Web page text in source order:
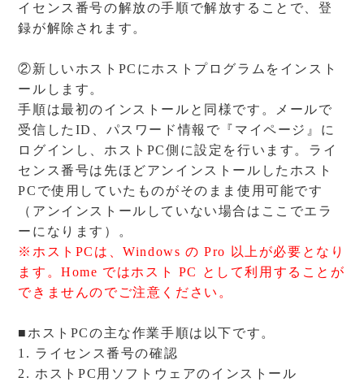
イセンス番号の解放の手順で解放することで、登
録が解除されます。
②新しいホストPCにホストプログラムをインスト
ールします。
手順は最初のインストールと同様です。メールで
受信したID、パスワード情報で『マイページ』に
ログインし、ホストPC側に設定を行います。ライ
センス番号は先ほどアンインストールしたホスト
PCで使用していたものがそのまま使用可能です
（アンインストールしていない場合はここでエラ
ーになります）。
※ホストPCは、Windows の Pro 以上が必要となり
ます。Home ではホスト PC として利用することが
できませんのでご注意ください。
■ホストPCの主な作業手順は以下です。
1. ライセンス番号の確認
2. ホストPC用ソフトウェアのインストール